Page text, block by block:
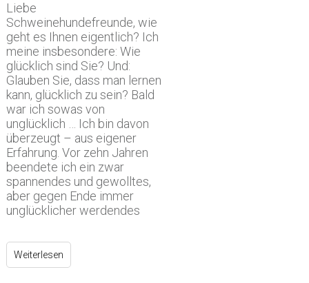
Liebe
Schweinehundefreunde, wie
geht es Ihnen eigentlich? Ich
meine insbesondere: Wie
glücklich sind Sie? Und:
Glauben Sie, dass man lernen
kann, glücklich zu sein? Bald
war ich sowas von
unglücklich … Ich bin davon
überzeugt – aus eigener
Erfahrung. Vor zehn Jahren
beendete ich ein zwar
spannendes und gewolltes,
aber gegen Ende immer
unglücklicher werdendes
Weiterlesen